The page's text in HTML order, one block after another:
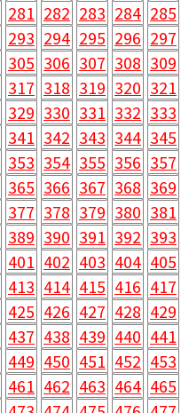
281 282 283 284 285
293 294 295 296 297
305 306 307 308 309
317 318 319 320 321
329 330 331 332 333
341 342 343 344 345
353 354 355 356 357
365 366 367 368 369
377 378 379 380 381
389 390 391 392 393
401 402 403 404 405
413 414 415 416 417
425 426 427 428 429
437 438 439 440 441
449 450 451 452 453
461 462 463 464 465